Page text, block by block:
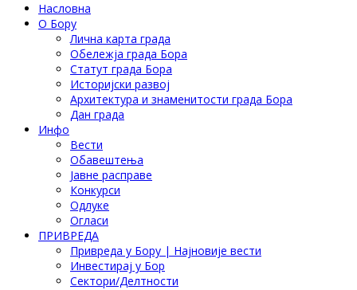
Насловна
О Бору
Лична карта града
Обележја града Бора
Статут града Бора
Историјски развој
Архитектура и знаменитости града Бора
Дан града
Инфо
Вести
Обавештења
Јавне расправе
Конкурси
Одлуке
Огласи
ПРИВРЕДА
Привреда у Бору | Најновије вести
Инвестирај у Бор
Сектори/Делтности